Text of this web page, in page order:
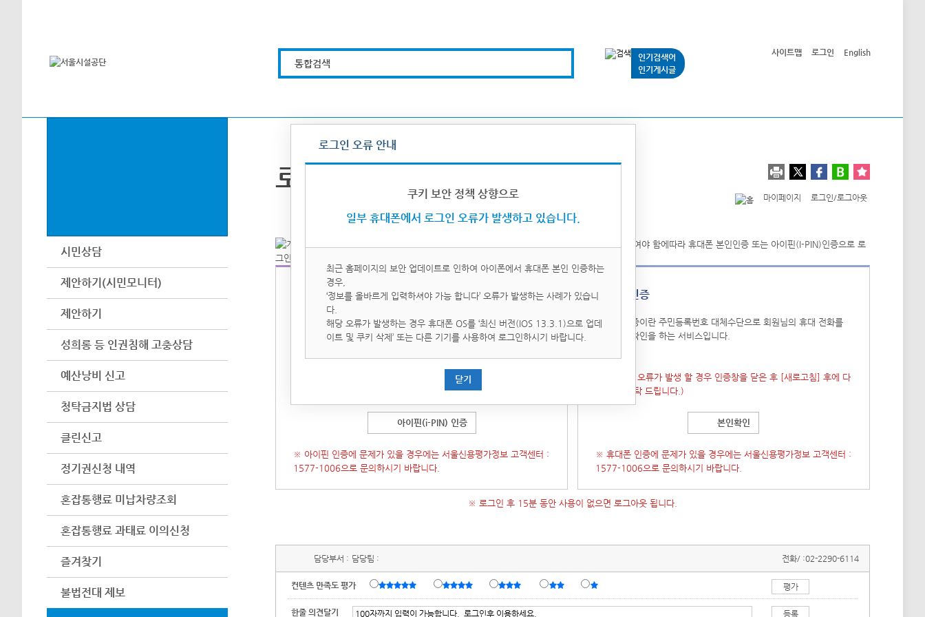
통합검색
인기검색어
인기게시글
사이트맵 로그인 English
시민상담
제안하기(시민모니터)
제안하기
성희롱 등 인권침해 고충상담
예산낭비 신고
청탁금지법 상담
클린신고
정기권신청 내역
혼잡통행료 미납차량조회
혼잡통행료 과태료 이의신청
즐겨찾기
불법전대 제보
로그인/로그아웃
마이페이지 로그인/로그아웃
로그인 오류 안내
쿠키 보안 정책 상향으로
일부 휴대폰에서 로그인 오류가 발생하고 있습니다.
최근 홈페이지의 보안 업데이트로 인하여 아이폰에서 휴대폰 본인 인증하는
경우,
‘정보를 올바르게 입력하셔야 가능 합니다’ 오류가 발생하는 사례가 있습니
다.
해당 오류가 발생하는 경우 휴대폰 OS를 ‘최신 버전(IOS 13.3.1)으로 업데
이트 및 쿠키 삭제’ 또는 다른 기기를 사용하여 로그인하시기 바랍니다.
닫기
아이핀(i-PIN)은 인터넷상의 개인식별번호를 의미하며, 대면확인이
어려운 인터넷에서 주민등록번호를 사용하지 않고도 본인임을 확인할
(인증 창이 오류가 발생 할 경우 인증창을 닫은 후
아이핀(i-PIN) 인증
※ 아이핀 인증에 문제가 있을 경우에는 서울신용평가정보 고객센터 :
1577-1006으로 문의하시기 바랍니다.
휴대폰 인증
휴대폰 인증이란 주민등록번호 대체수단으로 회원님의 휴대 전화를
통해 본인확인을 하는 서비스입니다.
(인증 창이 오류가 발생 할 경우 인증창을 닫은 후 [새로고침] 후에 다
시 시도 부탁 드립니다.)
본인확인
※ 휴대폰 인증에 문제가 있을 경우에는 서울신용평가정보 고객센터 :
1577-1006으로 문의하시기 바랍니다.
※ 로그인 후 15분 동안 사용이 없으면 로그아웃 됩니다.
담당부서 : 담당팀 : 전화/ :02-2290-6114
컨텐츠 만족도 평가
한줄 의견달기